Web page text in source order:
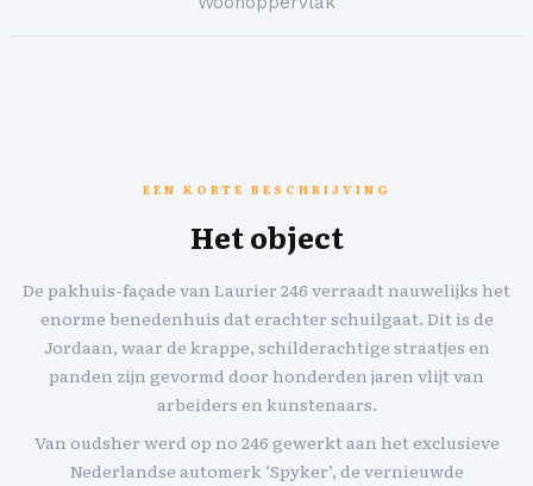
EEN KORTE BESCHRIJVING
Het object
De pakhuis-façade van Laurier 246 verraadt nauwelijks het
enorme benedenhuis dat erachter schuilgaat. Dit is de
Jordaan, waar de krappe, schilderachtige straatjes en
panden zijn gevormd door honderden jaren vlijt van
arbeiders en kunstenaars.
Van oudsher werd op no 246 gewerkt aan het exclusieve
Nederlandse automerk ‘Spyker’, de vernieuwde